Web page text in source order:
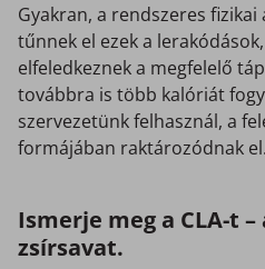
Gyakran, a rendszeres
tűnnek el ezek a
elfeledkeznek a megfelelő
továbbra is több kalóriát
szervezetünk felhasznál, a
formájában raktározódnak el.
Ismerje meg a CLA-t
zsírsavat.